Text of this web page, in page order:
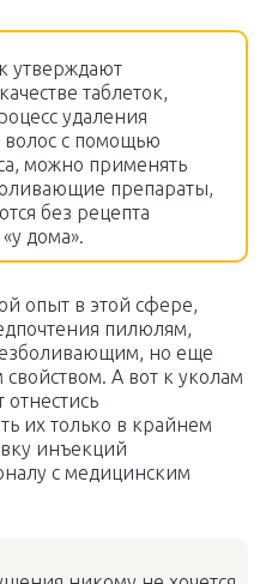
утверждают
таблеток,
удаления
с помощью
можно применять
препараты,
без рецепта
дома».
опыт в этой сфере,
пилюлям,
но еще
А вот к уколам
их только в крайнем
инъекций
с медицинским